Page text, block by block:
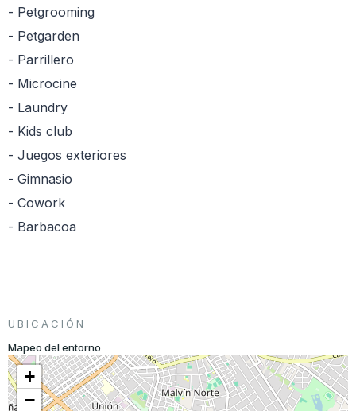
- Petgrooming
- Petgarden
- Parrillero
- Microcine
- Laundry
- Kids club
- Juegos exteriores
- Gimnasio
- Cowork
- Barbacoa
UBICACIÓN
Mapeo del entorno
+
−